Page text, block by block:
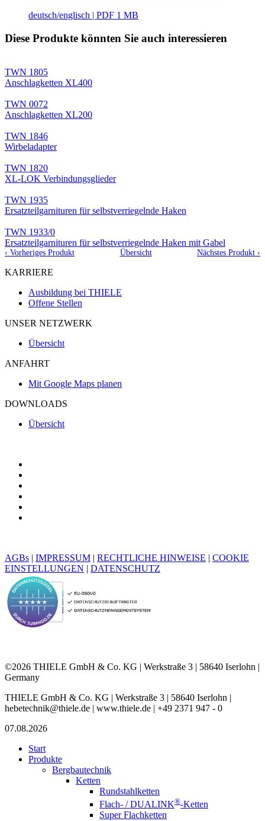
deutsch/englisch | PDF 1 MB
Diese Produkte könnten Sie auch interessieren
TWN 1805
Anschlagketten XL400
TWN 0072
Anschlagketten XL200
TWN 1846
Wirbeladapter
TWN 1820
XL-LOK Verbindungsglieder
TWN 1935
Ersatzteilgarnituren für selbstverriegelnde Haken
TWN 1933/0
Ersatzteilgarnituren für selbstverriegelnde Haken mit Gabel
‹ Vorheriges Produkt Übersicht Nächstes Produkt ›
KARRIERE
Ausbildung bei THIELE
Offene Stellen
UNSER NETZWERK
Übersicht
ANFAHRT
Mit Google Maps planen
DOWNLOADS
Übersicht
AGBs | IMPRESSUM | RECHTLICHE HINWEISE | COOKIE
EINSTELLUNGEN | DATENSCHUTZ
©2026 THIELE GmbH & Co. KG | Werkstraße 3 | 58640 Iserlohn |
Germany
THIELE GmbH & Co. KG | Werkstraße 3 | 58640 Iserlohn |
hebetechnik@thiele.de | www.thiele.de | +49 2371 947 - 0
07.08.2026
Start
Produkte
Bergbautechnik
Ketten
Rundstahlketten
Flach- / DUALINK®-Ketten
Super Flachketten